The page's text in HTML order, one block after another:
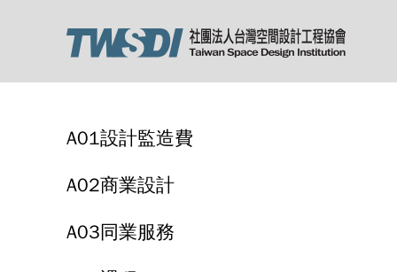
A01設計監造費
A02商業設計
A03同業服務